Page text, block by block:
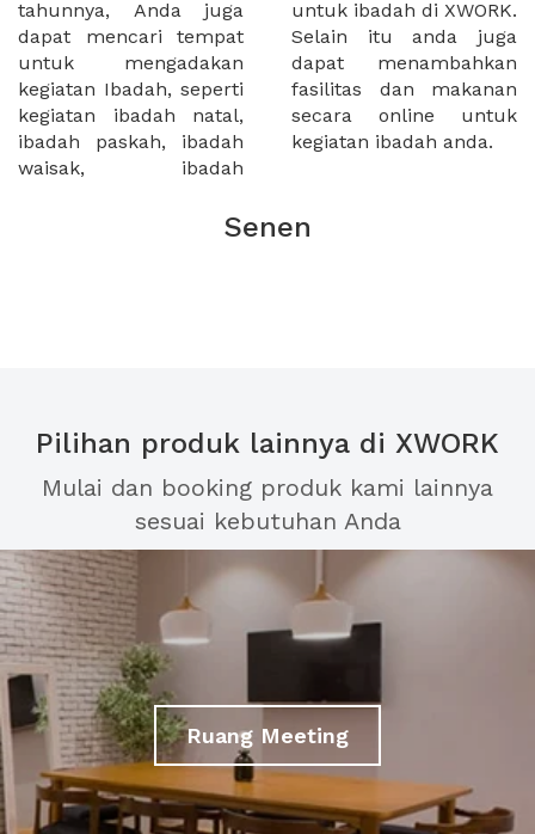
tahunnya, Anda juga
dapat mencari tempat
untuk mengadakan
kegiatan Ibadah, seperti
kegiatan ibadah natal,
ibadah paskah, ibadah
waisak, ibadah
untuk ibadah di XWORK.
Selain itu anda juga
dapat menambahkan
fasilitas dan makanan
secara online untuk
kegiatan ibadah anda.
Senen
Pilihan produk lainnya di XWORK
Mulai dan booking produk kami lainnya
sesuai kebutuhan Anda
Ruang Meeting